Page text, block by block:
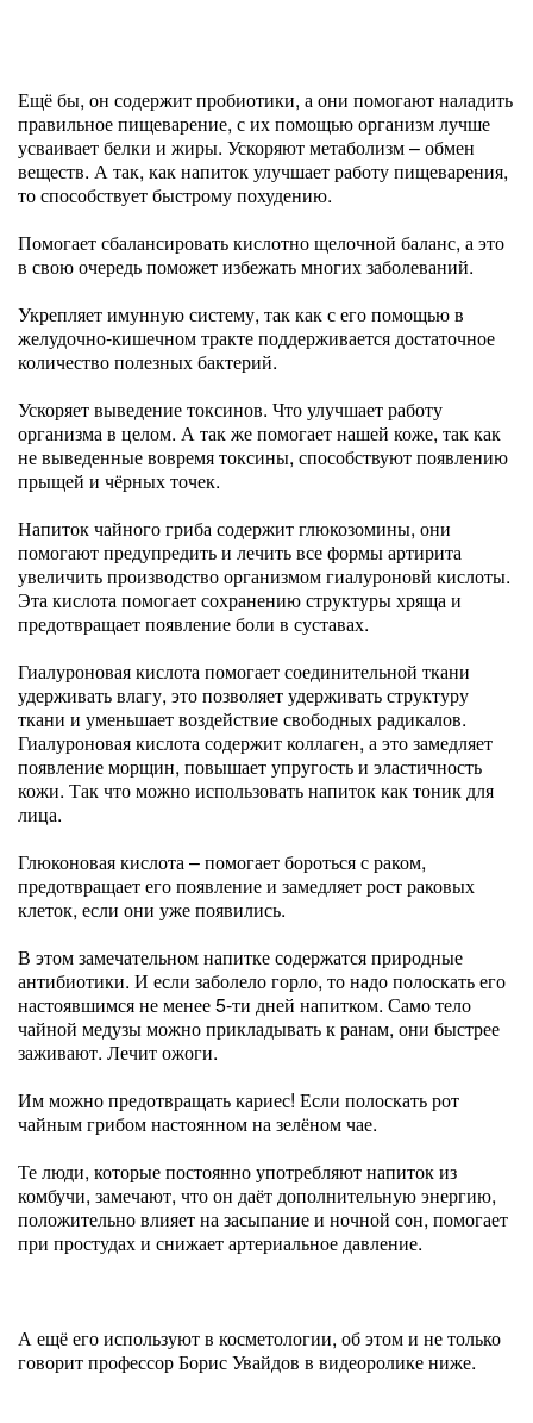
Ещё бы, он содержит пробиотики, а они помогают наладить
правильное пищеварение, с их помощью организм лучше
усваивает белки и жиры. Ускоряют метаболизм – обмен
веществ. А так, как напиток улучшает работу пищеварения,
то способствует быстрому похудению.
Помогает сбалансировать кислотно щелочной баланс, а это
в свою очередь поможет избежать многих заболеваний.
Укрепляет имунную систему, так как с его помощью в
желудочно-кишечном тракте поддерживается достаточное
количество полезных бактерий.
Ускоряет выведение токсинов. Что улучшает работу
организма в целом. А так же помогает нашей коже, так как
не выведенные вовремя токсины, способствуют появлению
прыщей и чёрных точек.
Напиток чайного гриба содержит глюкозомины, они
помогают предупредить и лечить все формы артирита
увеличить производство организмом гиалуроновй кислоты.
Эта кислота помогает сохранению структуры хряща и
предотвращает появление боли в суставах.
Гиалуроновая кислота помогает соединительной ткани
удерживать влагу, это позволяет удерживать структуру
ткани и уменьшает воздействие свободных радикалов.
Гиалуроновая кислота содержит коллаген, а это замедляет
появление морщин, повышает упругость и эластичность
кожи. Так что можно использовать напиток как тоник для
лица.
Глюконовая кислота – помогает бороться с раком,
предотвращает его появление и замедляет рост раковых
клеток, если они уже появились.
В этом замечательном напитке содержатся природные
антибиотики. И если заболело горло, то надо полоскать его
настоявшимся не менее 5-ти дней напитком. Само тело
чайной медузы можно прикладывать к ранам, они быстрее
заживают. Лечит ожоги.
Им можно предотвращать кариес! Если полоскать рот
чайным грибом настоянном на зелёном чае.
Те люди, которые постоянно употребляют напиток из
комбучи, замечают, что он даёт дополнительную энергию,
положительно влияет на засыпание и ночной сон, помогает
при простудах и снижает артериальное давление.
А ещё его используют в косметологии, об этом и не только
говорит профессор Борис Увайдов в видеоролике ниже.